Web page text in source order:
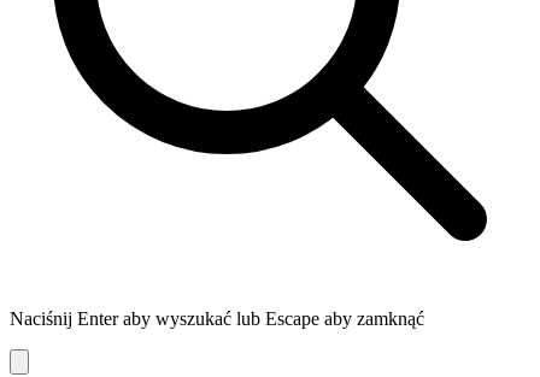
Naciśnij Enter aby wyszukać lub Escape aby zamknąć